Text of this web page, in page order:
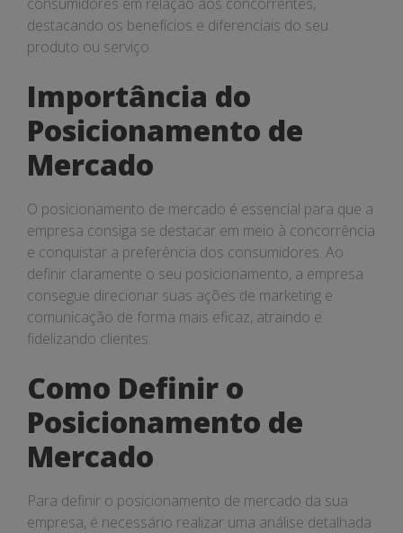
destacando os benefícios e diferenciais do seu
produto ou serviço.
Importância do
Posicionamento de
Mercado
O posicionamento de mercado é essencial para que a
empresa consiga se destacar em meio à concorrência
e conquistar a preferência dos consumidores. Ao
definir claramente o seu posicionamento, a empresa
consegue direcionar suas ações de marketing e
comunicação de forma mais eficaz, atraindo e
fidelizando clientes.
Como Definir o
Posicionamento de
Mercado
Para definir o posicionamento de mercado da sua
empresa, é necessário realizar uma análise detalhada